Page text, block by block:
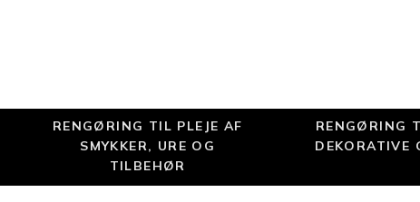
RENGØRING TIL PLEJE AF
SMYKKER, URE OG
TILBEHØR
RENGØRING
DEKORATIVE